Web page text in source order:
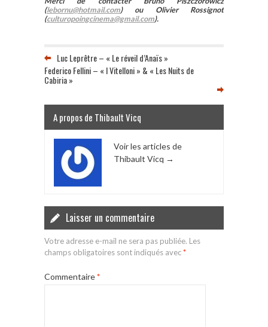
(lebornu@hotmail.com) ou Olivier Rossignot
(culturopoingcinema@gmail.com).
Luc Leprêtre – « Le réveil d’Anaïs »
Federico Fellini – « I Vitelloni » & « Les Nuits de
Cabiria »
A propos de Thibault Vicq
Voir les articles de
Thibault Vicq →
Laisser un commentaire
Votre adresse e-mail ne sera pas publiée. Les
champs obligatoires sont indiqués avec*
Commentaire*